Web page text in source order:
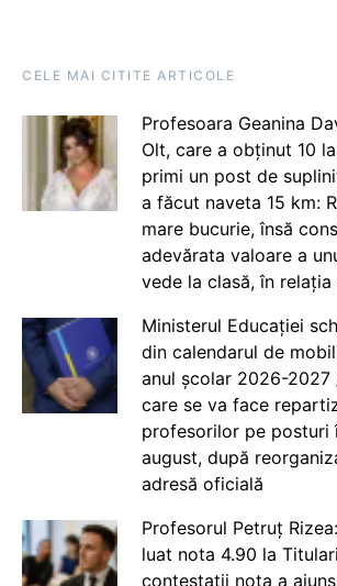
CELE MAI CITITE ARTICOLE
Profesoara Geanina
Olt, care a obținut 10
primi un post de
a făcut naveta 15 km:
mare bucurie, însă
adevărata valoare a
vede la clasă, în relația
Ministerul Educației
din calendarul de
anul școlar 2026-2027
care se va face
profesorilor pe posturi
august, după
adresă oficială
Profesorul Petruț
luat nota 4.90 la
contestații nota a